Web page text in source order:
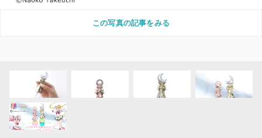
この写真の記事をみる